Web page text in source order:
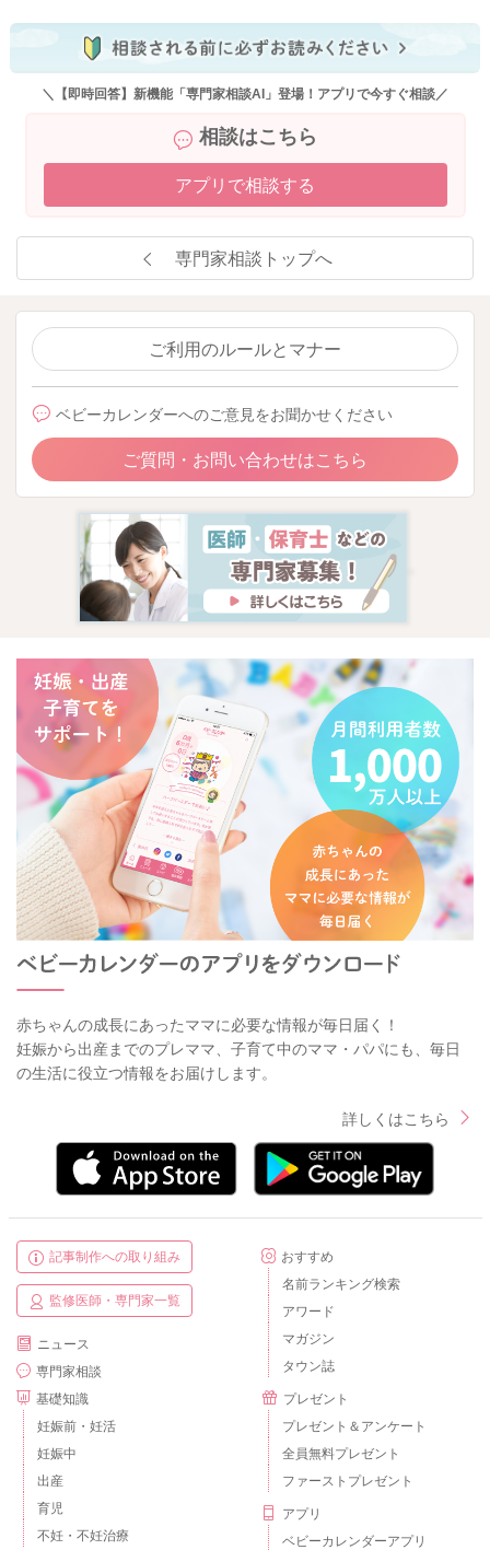
＼【即時回答】新機能「専門家相談AI」登場！アプリで今すぐ相談／
相談はこちら
アプリで相談する
専門家相談トップへ
ご利用のルールとマナー
ベビーカレンダーへのご意見をお聞かせください
ご質問・お問い合わせはこちら
赤ちゃんの成長にあったママに必要な情報が毎日届く！
妊娠から出産までのプレママ、子育て中のママ・パパにも、毎日
の生活に役立つ情報をお届けします。
詳しくはこちら
記事制作への取り組み
監修医師・専門家一覧
ニュース
専門家相談
基礎知識
妊娠前・妊活
妊娠中
出産
育児
不妊・不妊治療
おすすめ
名前ランキング検索
アワード
マガジン
タウン誌
プレゼント
プレゼント＆アンケート
全員無料プレゼント
ファーストプレゼント
アプリ
ベビーカレンダーアプリ